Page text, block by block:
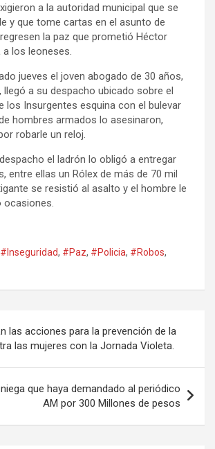
a la autoridad municipal que se
y que tome cartas en el asunto de
la paz que prometió Héctor
a los leoneses.
jueves el joven abogado de 30 años,
llegó a su despacho ubicado sobre el
los Insurgentes esquina con el bulevar
hombres armados lo asesinaron,
robarle un reloj.
el ladrón lo obligó a entregar
entre ellas un Rólex de más de 70 mil
se resistió al asalto y el hombre le
ocasiones.
#Inseguridad, #Paz, #Policia, #Robos,
las acciones para la prevención de la
las mujeres con la Jornada Violeta.
que haya demandado al periódico
AM por 300 Millones de pesos